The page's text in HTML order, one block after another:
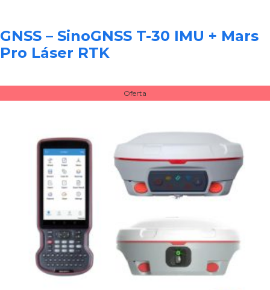
GNSS – SinoGNSS T-30 IMU + Mars
Pro Láser RTK
Oferta